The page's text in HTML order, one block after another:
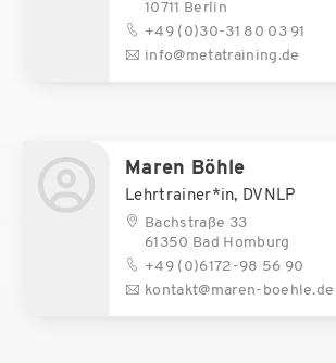
10711 Berlin
+49 (0)30-31 80 03 91
info@metatraining.de
Maren Böhle
Lehrtrainer*in, DVNLP
Bachstraße 33
61350 Bad Homburg
+49 (0)6172-98 56 90
kontakt@maren-boehle.de